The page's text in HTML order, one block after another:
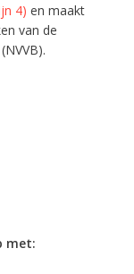
4) en maakt
van de
met: